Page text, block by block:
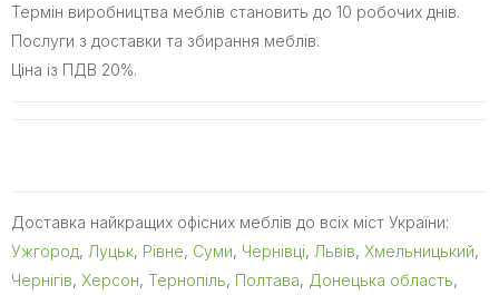
Термін виробництва меблів становить до 10 робочих днів.
Послуги з доставки та збирання меблів.
Ціна із ПДВ 20%.
Доставка найкращих офісних меблів до всіх міст України:
Ужгород, Луцьк, Рівне, Суми, Чернівці, Львів, Хмельницький,
Чернігів, Херсон, Тернопіль, Полтава, Донецька область,